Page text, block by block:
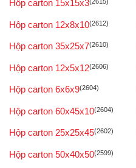
Hộp carton 15x15x3(2615)
Hộp carton 12x8x10(2612)
Hộp carton 35x25x7(2610)
Hộp carton 12x5x12(2606)
Hộp carton 6x6x9(2604)
Hộp carton 60x45x10(2604)
Hộp carton 25x25x45(2602)
Hộp carton 50x40x50(2599)